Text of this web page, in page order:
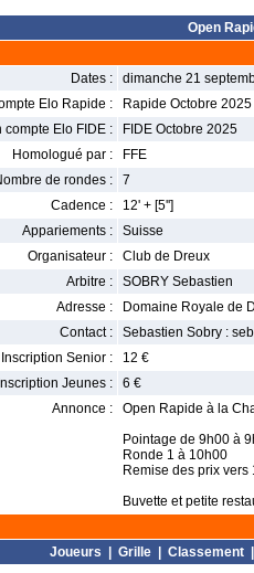
Open
Dates :
dimanche 21
Elo Rapide :
Rapide Octobre 2025
compte Elo FIDE :
FIDE Octobre 2025
Homologué par :
FFE
de rondes :
7
Cadence :
12' + [5'']
Appariements :
Suisse
Organisateur :
Club de Dreux
Arbitre :
SOBRY Sebastien
Adresse :
Domaine Royale de
Contact :
Sebastien Sobry :
Inscription Senior :
12 €
Inscription Jeunes :
6 €
Annonce :
Open Rapide à la
Pointage de 9h00 à
Ronde 1 à 10h00
Remise des prix
Buvette et petite
Joueurs Grille Classement